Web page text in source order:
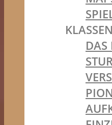
KLASSEN
DAS